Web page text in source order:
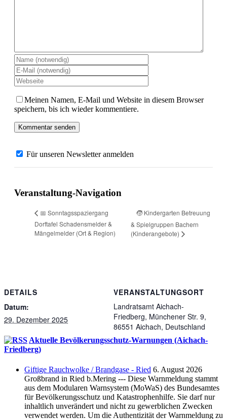
Meinen Namen, E-Mail und Website in diesem Browser
speichern, bis ich wieder kommentiere.
Für unseren Newsletter anmelden
Veranstaltung-Navigation
📅 Sonntagsspaziergang
Dorftafel Schadensmelder &
Mängelmelder (Ort & Region)
🧒 Kindergarten Betreuung
& Spielgruppen Bachern
(Kinderangebote)
DETAILS
Datum:
29. Dezember 2025
VERANSTALTUNGSORT
Landratsamt Aichach-
Friedberg, Münchener Str. 9,
86551 Aichach, Deutschland
Aktuelle Bevölkerungsschutz-Warnungen (Aichach-
Friedberg)
Giftige Rauchwolke / Brandgase - Ried 6. August 2026
Großbrand in Ried b.Mering --- Diese Warnmeldung stammt
aus dem Modularen Warnsystem (MoWaS) des Bundesamtes
für Bevölkerungsschutz und Katastrophenhilfe. Sie darf nur
inhaltlich unverändert und nicht zu gewerblichen Zwecken
verwendet werden. Um die Authentizität der Warnmeldung zu